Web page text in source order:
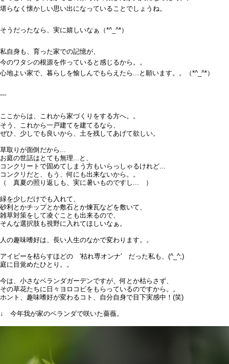
堪らなく懐かしい思い出になっていることでしょうね。
そうだったなら、実に嬉しいなぁ（*^_^*）
私自身も、育った家での記憶が、
今のワタシの根源を作っていると感じるから。。
心地よい家で、暮らしを愉しんでもらえたら...と願います。。（*^_^*）
---
ここからは、これから家づくりをする方へ。。
そう、これから一戸建てを建てるなら、
ぜひ、少しでも良いから、土を残してあげて欲しい。
草取りが面倒だから...
お庭の世話はとても無理...と、
コンクリートで固めてしまう方もいらっしゃるけれど...
コンクリだと、もう、何にも出来ないから。。
（ 真夏の照り返しも、実に暑いものですし... ）
緑を少しだけでも入れて、
砂利とかチップとか敷石とか煉瓦などを敷いて、
雑草対策をして凌ぐことも出来るので、
そんな選択肢も視野に入れてほしいなぁ。
人の趣味嗜好は、長い人生のなかで変わります。。
アイビーを枯らすほどの '枯れ専オンナ' だった私も、(^_^;)
庭に目覚めたひとり。。
今は、小さなベランダガーデンですが、何とか枯らさず、
その草花たちに日々ヨロコビをもらっているのですから。。
ホント、趣味嗜好が変わるコト、自分自身で目下実感中！(笑)
↓ 今年我が家のベランダで咲いた薔薇。